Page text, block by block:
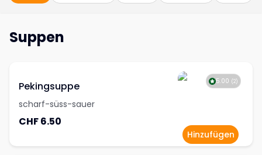
Suppen
Pekingsuppe
scharf-süss-sauer
CHF 6.50
5.00 (2)
Hinzufügen